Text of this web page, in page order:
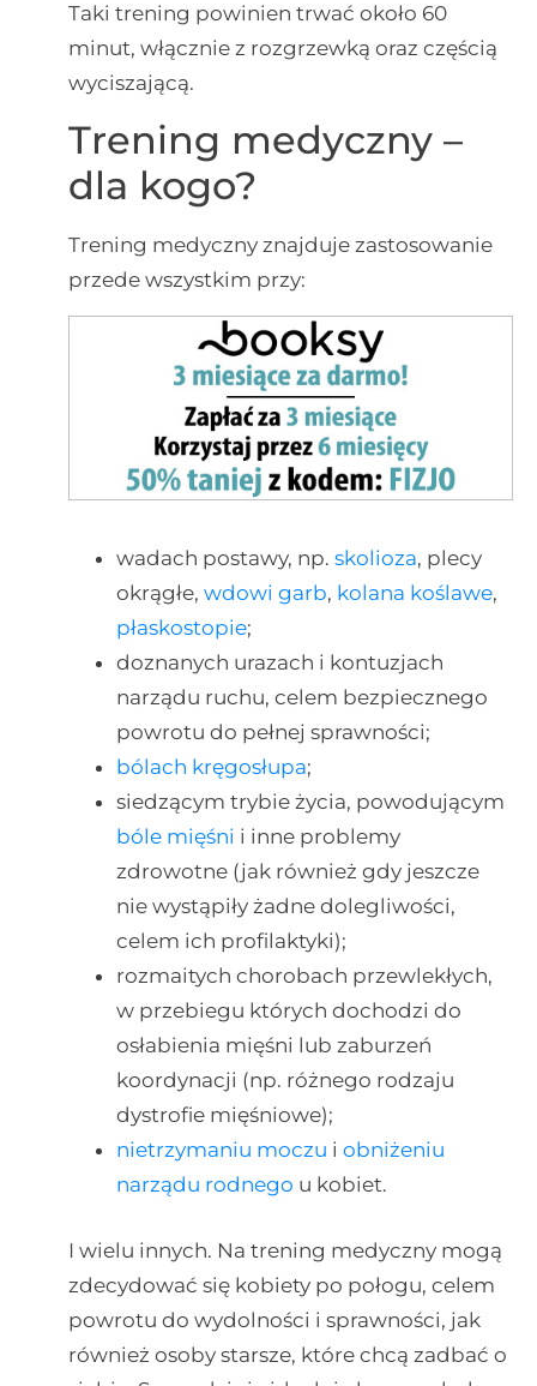
Taki trening powinien trwać około 60
minut, włącznie z rozgrzewką oraz częścią
wyciszającą.
Trening medyczny –
dla kogo?
Trening medyczny znajduje zastosowanie
przede wszystkim przy:
wadach postawy, np. skolioza, plecy
okrągłe, wdowi garb, kolana koślawe,
płaskostopie;
doznanych urazach i kontuzjach
narządu ruchu, celem bezpiecznego
powrotu do pełnej sprawności;
bólach kręgosłupa;
siedzącym trybie życia, powodującym
bóle mięśni i inne problemy
zdrowotne (jak również gdy jeszcze
nie wystąpiły żadne dolegliwości,
celem ich profilaktyki);
rozmaitych chorobach przewlekłych,
w przebiegu których dochodzi do
osłabienia mięśni lub zaburzeń
koordynacji (np. różnego rodzaju
dystrofie mięśniowe);
nietrzymaniu moczu i obniżeniu
narządu rodnego u kobiet.
I wielu innych. Na trening medyczny mogą
zdecydować się kobiety po połogu, celem
powrotu do wydolności i sprawności, jak
również osoby starsze, które chcą zadbać o